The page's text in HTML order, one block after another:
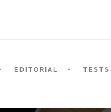
EDITORIAL TESTS